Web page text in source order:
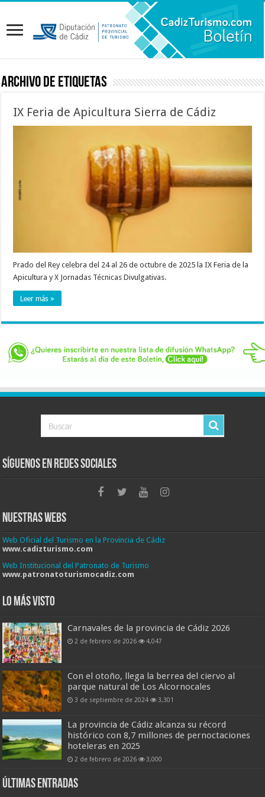
Archivo de etiquetas
IX Feria de Apicultura Sierra de Cádiz
Prado del Rey celebra del 24 al 26 de octubre de 2025 la IX Feria de la
Apicultura y X Jornadas Técnicas Divulgativas.
Leer más »
Síguenos en Redes Sociales
Nuestras Webs
Web Oficial del Turismo en la Provincia de Cádiz
www.cadizturismo.com
Web Institucional del Patronato de Turismo
www.patronatoturismocadiz.com
Lo más visto
Carnavales de la provincia de Cádiz 2026
2 de febrero de 2026 4,047
Con el otoño, llega la berrea del ciervo al
parque natural de Los Alcornocales
3 de septiembre de 2024 3,301
La provincia de Cádiz alcanza su récord
histórico con 8,7 millones de pernoctaciones
hoteleras en 2025
2 de febrero de 2026 3,000
Últimas entradas